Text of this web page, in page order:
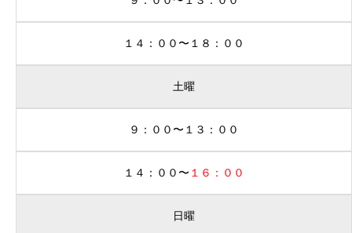
１４：００〜１８：００
土曜
９：００〜１３：００
１４：００〜 １６：００
日曜